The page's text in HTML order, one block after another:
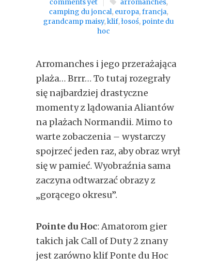
comments yet
arromanches,
camping du joncal, europa,francja,
grandcamp maisy,klif,łosoś, pointe du
hoc
Arromanches i jego przerażająca
plaża… Brrr… To tutaj rozegrały
się najbardziej drastyczne
momenty z lądowania Aliantów
na plażach Normandii. Mimo to
warte zobaczenia – wystarczy
spojrzeć jeden raz, aby obraz wrył
się w pamieć. Wyobraźnia sama
zaczyna odtwarzać obrazy z
„gorącego okresu”.
Pointe du Hoc: Amatorom gier
takich jak Call of Duty 2 znany
jest zarówno klif Ponte du Hoc